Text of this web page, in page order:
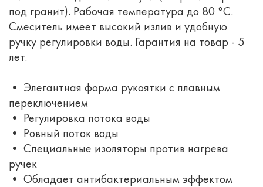
под гранит). Рабочая температура до 80 °С.
Смеситель имеет высокий излив и удобную
ручку регулировки воды. Гарантия на товар - 5
лет.
• Элегантная форма рукоятки с плавным
переключением
• Регулировка потока воды
• Ровный поток воды
• Специальные изоляторы против нагрева
ручек
• Обладает антибактериальным эффектом